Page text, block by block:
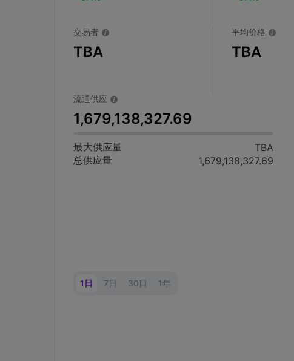
交易者
TBA
平均价格
TBA
流通供应
1,679,138,327.69
最大供应量
TBA
总供应量
1,679,138,327.69
1日 7日 30日 1年